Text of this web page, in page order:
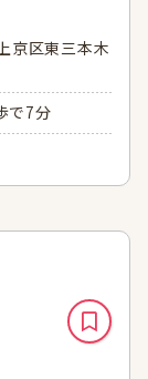
京区東三本木
で7分